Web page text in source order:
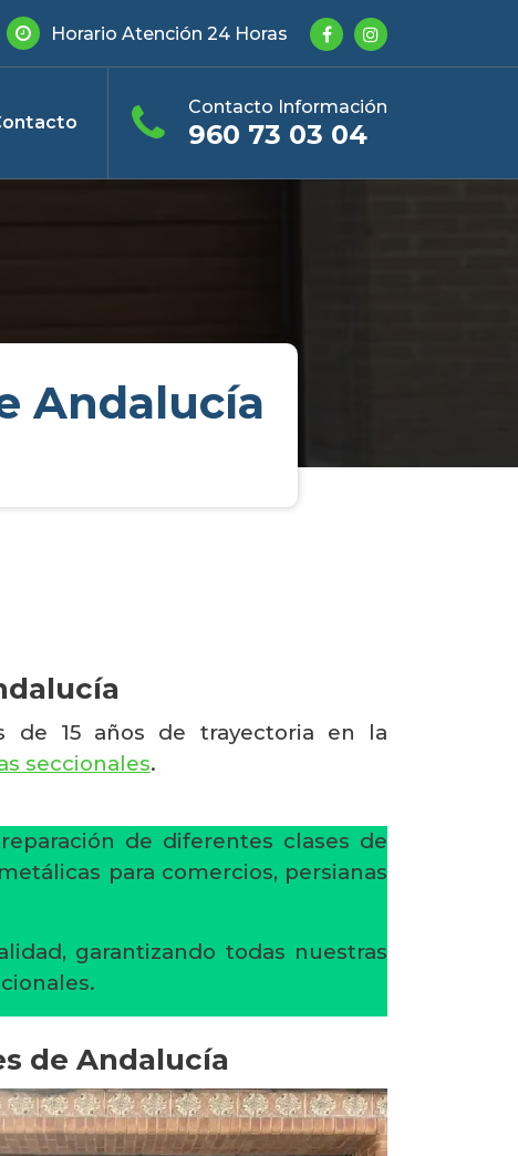
Horario Atención 24 Horas
Contacto Información
960 73 03 04
Andalucía
de 15 años de trayectoria en la
seccionales.
de diferentes clases de
para comercios, persianas
garantizando todas nuestras
de Andalucía